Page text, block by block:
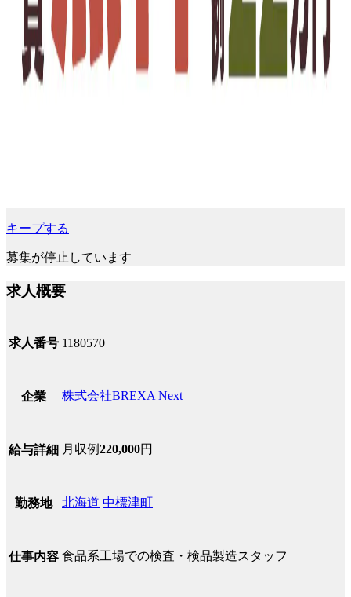
キープする
募集が停止しています
求人概要
求人番号 1180570
企業 株式会社BREXA Next
給与詳細 月収例220,000円
勤務地 北海道 中標津町
仕事内容 食品系工場での検査・検品製造スタッフ